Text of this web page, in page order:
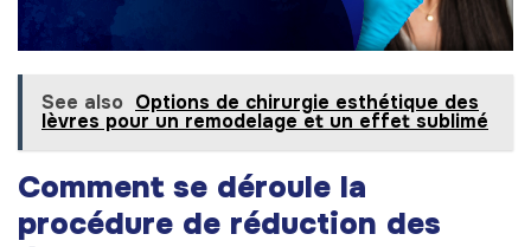
See also Options de chirurgie esthétique des
lèvres pour un remodelage et un effet sublimé
Comment se déroule la
procédure de réduction des